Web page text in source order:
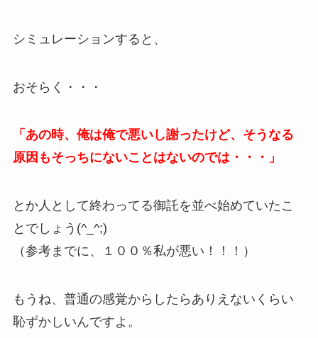
シミュレーションすると、
おそらく・・・
「あの時、俺は俺で悪いし謝ったけど、そうなる
原因もそっちにないことはないのでは・・・」
とか人として終わってる御託を並べ始めていたこ
とでしょう(^_^;)
（参考までに、１００％私が悪い！！！）
もうね、普通の感覚からしたらありえないくらい
恥ずかしいんですよ。